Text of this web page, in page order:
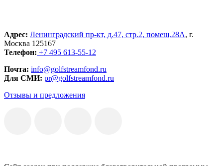
Адрес: Ленинградский пр-кт, д.47, стр.2, помещ.28А, г.
Москва 125167
Телефон: +7 495 613-55-12
Почта: info@golfstreamfond.ru
Для СМИ: pr@golfstreamfond.ru
Отзывы и предложения